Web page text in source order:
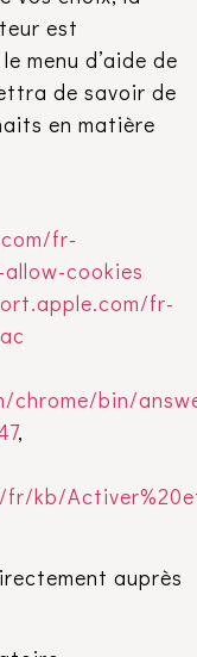
est
menu d’aide de
de savoir de
en matière
fr-
cookies
fr-
bin/
,
kb/
auprès